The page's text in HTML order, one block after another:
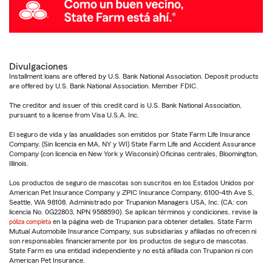
Divulgaciones
Installment loans are offered by U.S. Bank National Association. Deposit products
are offered by U.S. Bank National Association. Member FDIC.
The creditor and issuer of this credit card is U.S. Bank National Association,
pursuant to a license from Visa U.S.A. Inc.
El seguro de vida y las anualidades son emitidos por State Farm Life Insurance
Company. (Sin licencia en MA, NY y WI) State Farm Life and Accident Assurance
Company (con licencia en New York y Wisconsin) Oficinas centrales, Bloomington,
Illinois.
Los productos de seguro de mascotas son suscritos en los Estados Unidos por
American Pet Insurance Company y ZPIC Insurance Company, 6100-4th Ave S,
Seattle, WA 98108. Administrado por Trupanion Managers USA, Inc. (CA: con
licencia No. 0G22803, NPN 9588590). Se aplican términos y condiciones, revise la
póliza completa en la página web de Trupanion para obtener detalles. State Farm
Mutual Automobile Insurance Company, sus subsidiarias y afiliadas no ofrecen ni
son responsables financieramente por los productos de seguro de mascotas.
State Farm es una entidad independiente y no está afiliada con Trupanion ni con
American Pet Insurance.